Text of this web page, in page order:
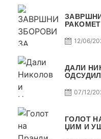
12/06/
ДАЛИ
07/12/
ГОЛОТ
ЏИМ И